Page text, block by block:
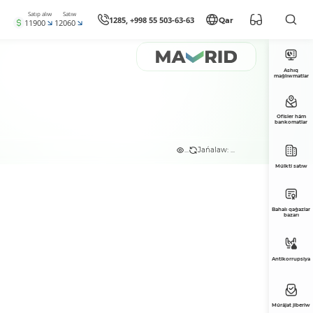
Satıp alıw
11900
Satıw
12060 1285, +998 55 503-63-63 Qar
... Jańalaw: ...
Ashıq
maǵlıwmatlar
Ofisler hám
bankomatlar
Múlkti satıw
Bahalı qaǵazlar
bazarı
Antikorrupsiya
Múrájat jiberiw